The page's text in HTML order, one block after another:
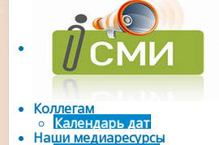
Коллегам
Календарь дат
Наши медиаресурсы